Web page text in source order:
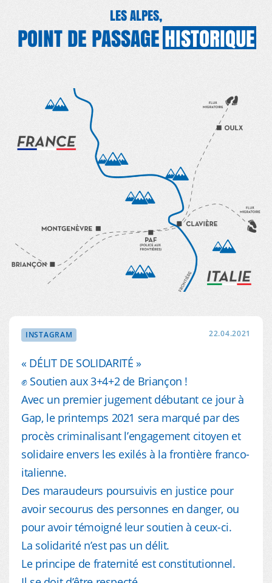
LES ALPES,
POINT DE PASSAGEHISTORIQUE
INSTAGRAM 22.04.2021
« DÉLIT DE SOLIDARITÉ »
✊ Soutien aux 3+4+2 de Briançon !
Avec un premier jugement débutant ce jour à
Gap, le printemps 2021 sera marqué par des
procès criminalisant l’engagement citoyen et
solidaire envers les exilés à la frontière franco-
italienne.
Des maraudeurs poursuivis en justice pour
avoir secourus des personnes en danger, ou
pour avoir témoigné leur soutien à ceux-ci.
La solidarité n’est pas un délit.
Le principe de fraternité est constitutionnel.